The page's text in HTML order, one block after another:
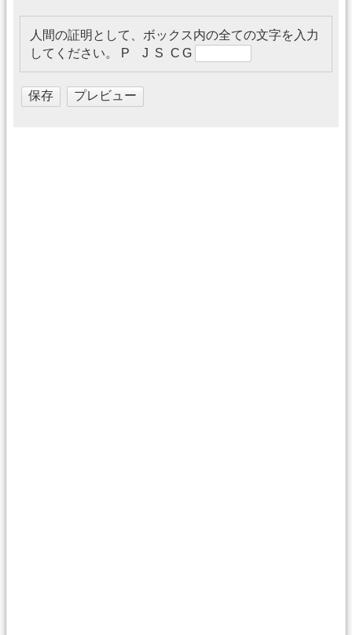
人間の証明として、ボックス内の全ての文字を入力
してください。
P J S C G